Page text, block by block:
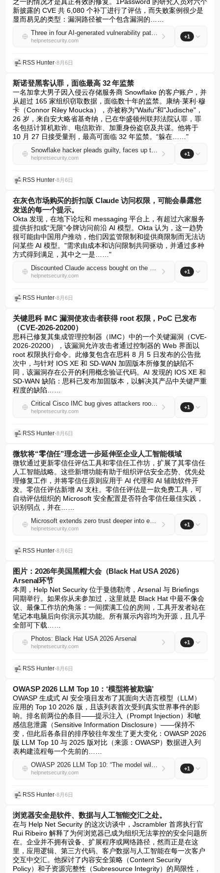
新披露的 CVE 共 6,080 个补丁进行了评估，而失败案例很少是
显而易见的类型：漏洞路径被一个包含漏洞的……
Three in four AI-generated vulnerability patches leave something broken
helpnetsecurity.com
+1
RSS Hunter•8月6日
斯诺登黑客认罪，面临最高 32 年监禁
一名加拿大男子因入侵云存储服务商 Snowflake 的客户账户，并
从超过 165 家组织窃取数据，面临数十年的监禁。康纳·莱利·穆
卡（Connor Riley Moucka），亦被称为"Waifu"和"Judische"，
26 岁，来自安大略省基奇纳，已在华盛顿州联邦法院认罪，罪
名包括计算机欺诈、电信欺诈、加重身份盗窃及共谋。他将于
10 月 27 日接受量刑，最高可面临 32 年监禁。“躲在……"
Snowflake hacker pleads guilty, faces up to 32 years in prison
helpnetsecurity.com
+1
RSS Hunter•8月6日
在灰色市场购买的折扣版 Claude 访问权限，可能会暴露您
发送的每一个提示。
Okta 发现，在地下论坛和 messaging 平台上，有超过六家服务
提供折扣或“无限”令牌访问前沿 AI 模型。Okta 认为，这一趋势
很可能由中国用户推动，他们因监管限制和提供商限制而无法访
问某些 AI 模型。"需求由成本和访问限制共同驱动，并通过多种
方式得到满足，其中之一是……"
Discounted Claude access bought on the gray market may expose every prompt you send
helpnetsecurity.com
+1
RSS Hunter•8月6日
关键思科 IMC 漏洞使攻击者获得 root 权限，PoC 已发布
（CVE-2026-20200）
思科已修复其集成管理控制器（IMC）中的一个关键漏洞（CVE-
2026-20200），该漏洞允许攻击者通过控制器的 Web 界面以
root 权限执行命令。此修复包含在思科 8 月 5 日发布的公告批
次中，与针对 IOS XE 和 SD-WAN 加固版本所修复的缺陷不
同，该漏洞存在公开的利用概念验证代码。AI 发现的 IOS XE 和
SD-WAN 缺陷：思科已发布加固版本，以解决其产品中关键严重
程度的缺陷……
Critical Cisco IMC bug gives attackers root, PoC is out (CVE-2026-20200)
helpnetsecurity.com
+1
RSS Hunter•8月6日
微软将“零信任”理念进一步延伸至企业人工智能领域
微软通过更新零信任评估工具和零信任工作坊，扩展了其零信任
人工智能战略。这些新增功能有助于组织评估安全态势、优先处
理修复工作，并将零信任原则应用于 AI 代理和 AI 辅助软件开
发。零信任评估新增 AI 支柱。零信任评估是一款免费工具，可
自动评估组织的 Microsoft 安全配置是否符合零信任最佳实践，
识别弱点，并在……
Microsoft extends zero trust deeper into enterprise AI
helpnetsecurity.com
+1
RSS Hunter•8月6日
图片：2026年美国黑帽大会（Black Hat USA 2026）
Arsenal环节
本周，Help Net Security 位于曼德勒湾，Arsenal 与 Briefings
同期举行。如果你从未参加过，这里就是 Black Hat 中最不像会
议、最像工作坊的角落：一间摆满工位的房间，工具开发者站在
笔记本电脑后向你演示其功能。所有展示内容均为开源，且几乎
全部可下载……
Photos: Black Hat USA 2026 Arsenal
helpnetsecurity.com
+1
RSS Hunter•8月6日
OWASP 2026 LLM Top 10：‘模型将被欺骗’
OWASP 生成式 AI 安全项目发布了其面向大语言模型（LLM）
应用的 Top 10 2026 版，且该列表首次受到真实世界事件的影
响。排名前两位的条目——提示注入（Prompt Injection）和敏
感信息泄露（Sensitive Information Disclosure）——保持不
变，但此后各条目的排序较往年发生了更大变化：OWASP 2026
版 LLM Top 10 与 2025 版对比（来源：OWASP）数据进入列
表构建流程每一个先前的……
OWASP 2026 LLM Top 10: “The model will be fooled”
helpnetsecurity.com
+1
RSS Hunter•8月6日
浏览器安全是软件、数据与人工智能交汇之处。
在与 Help Net Security 的这次访谈中，Jscrambler 首席执行官
Rui Ribeiro 解释了为何浏览器已成为组织无法掌控的安全问题所
在。企业并不拥有设备、扩展程序或网络路径，然而正是在这
里，应用逻辑、第三方代码、客户数据与人工智能在每一次客户
交互中交汇。他探讨了内容安全策略（Content Security
Policy）和子资源完整性（Subresource Integrity）的局限性，